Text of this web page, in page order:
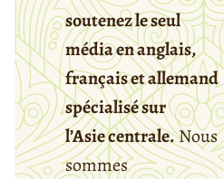
soutenez le seul
média en anglais,
français et allemand
spécialisé sur
l’Asie centrale.Nous
sommes